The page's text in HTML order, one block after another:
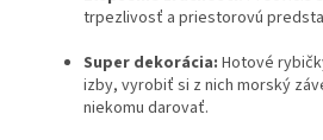
trpezlivosť a priestorovú
Super dekorácia: Hotové
izby, vyrobiť si z nich morský
niekomu darovať.